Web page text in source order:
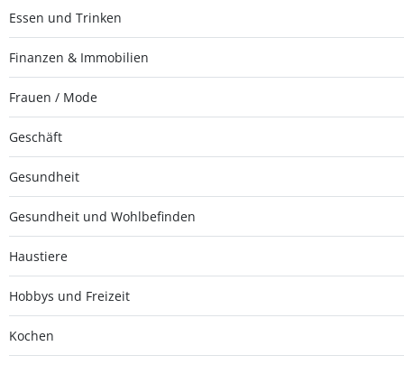
Essen und Trinken
Finanzen & Immobilien
Frauen / Mode
Geschäft
Gesundheit
Gesundheit und Wohlbefinden
Haustiere
Hobbys und Freizeit
Kochen